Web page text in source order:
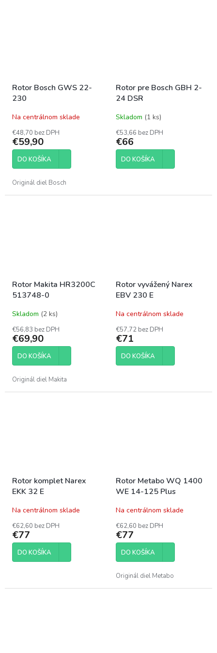
Rotor Bosch GWS 22-
230
Na centrálnom sklade
€48,70 bez DPH
€59,90
DO KOŠÍKA
Originál diel Bosch
Rotor pre Bosch GBH 2-
24 DSR
Skladom (1 ks)
€53,66 bez DPH
€66
DO KOŠÍKA
Rotor Makita HR3200C
513748-0
Skladom (2 ks)
€56,83 bez DPH
€69,90
DO KOŠÍKA
Originál diel Makita
Rotor vyvážený Narex
EBV 230 E
Na centrálnom sklade
€57,72 bez DPH
€71
DO KOŠÍKA
Rotor komplet Narex
EKK 32 E
Na centrálnom sklade
€62,60 bez DPH
€77
DO KOŠÍKA
Rotor Metabo WQ 1400
WE 14-125 Plus
Na centrálnom sklade
€62,60 bez DPH
€77
DO KOŠÍKA
Originál diel Metabo